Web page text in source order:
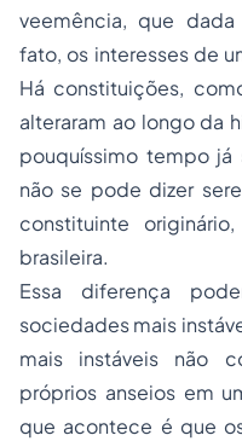
veemência, que
fato, os interesses de
Há constituições,
alteraram ao longo da
pouquíssimo tempo já
não se pode dizer
constituinte
brasileira.
Essa diferença
sociedades mais
mais instáveis não
próprios anseios em
que acontece é que